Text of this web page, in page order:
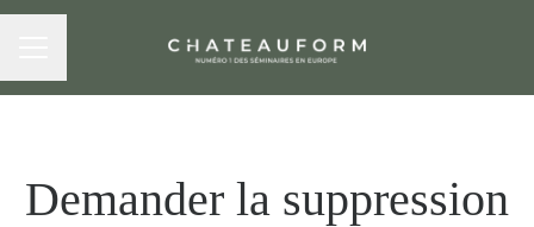
Demander la suppression